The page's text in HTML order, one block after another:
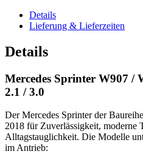
Details
Lieferung & Lieferzeiten
Details
Mercedes Sprinter W907 /
2.1 / 3.0
Der Mercedes Sprinter der
2018 für Zuverlässigkeit, moderne
Alltagstauglichkeit. Die Modelle
im Antrieb: